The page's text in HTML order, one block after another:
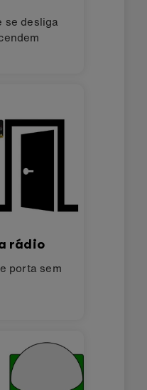
se desliga
rádio
porta sem